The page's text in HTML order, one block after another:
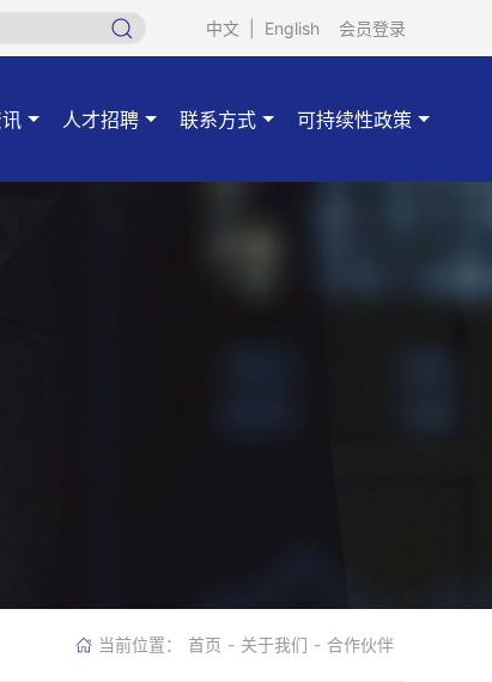
会员登录
English
中文
人才招聘 联系方式 可持续性政策
当前位置： 首页 - 关于我们 - 合作伙伴